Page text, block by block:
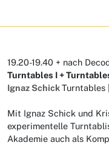
19.20-19.40 + nach
Turntables I +
Ignaz SchickTurntables |
Mit Ignaz Schick und
experimentelle
Akademie auch als